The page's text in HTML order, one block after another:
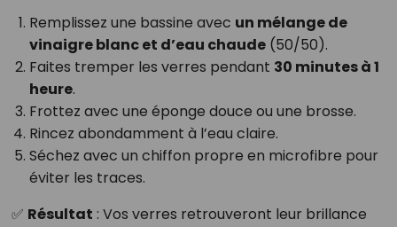
Remplissez une bassine avec un mélange de
vinaigre blanc et d’eau chaude(50/50).
Faites tremper les verres pendant 30 minutes à 1
heure.
Frottez avec une éponge douce ou une brosse.
Rincez abondamment à l’eau claire.
Séchez avec un chiffon propre en microfibre pour
éviter les traces.
✅ Résultat : Vos verres retrouveront leur brillance